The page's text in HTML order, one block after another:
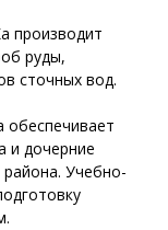
производит
руды,
сточных вод.
обеспечивает
и дочерние
Учебно-